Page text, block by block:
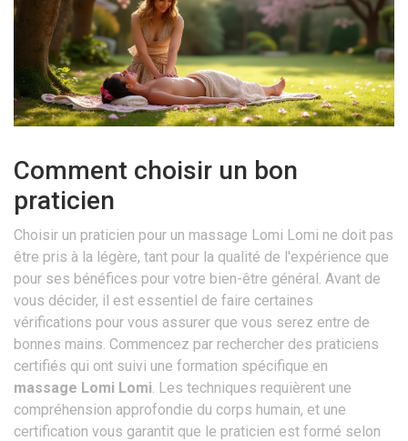
Comment choisir un bon
praticien
Choisir un praticien pour un massage Lomi Lomi ne doit pas
être pris à la légère, tant pour la qualité de l'expérience que
pour ses bénéfices pour votre bien-être général. Avant de
vous décider, il est essentiel de faire certaines
vérifications pour vous assurer que vous serez entre de
bonnes mains. Commencez par rechercher des praticiens
certifiés qui ont suivi une formation spécifique en
massage Lomi Lomi . Les techniques requièrent une
compréhension approfondie du corps humain, et une
certification vous garantit que le praticien est formé selon